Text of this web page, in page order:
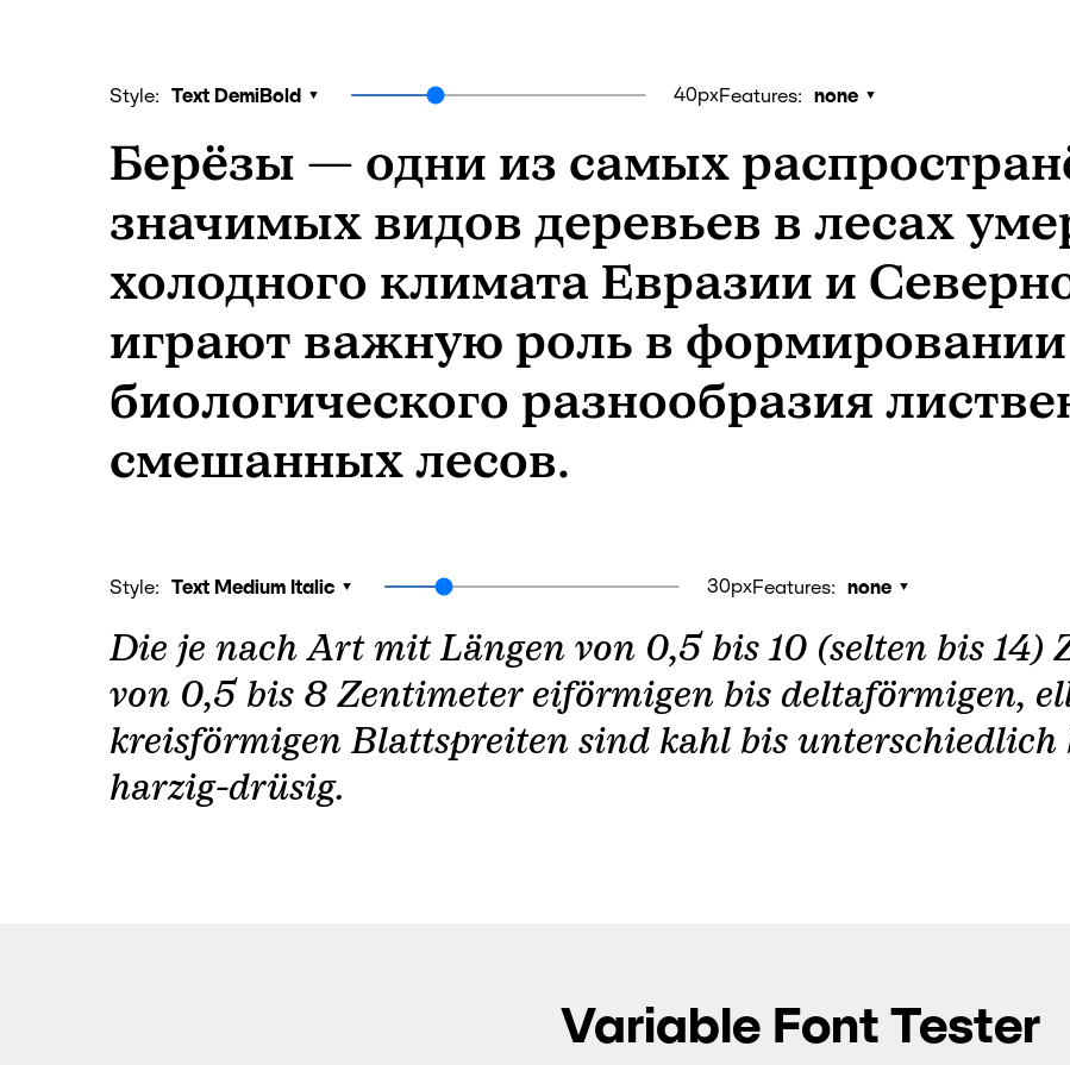
Style: Text DemiBold 40pxFeatures: none
Берёзы — одни из самых
значимых видов деревьев в лесах
холодного климата Евразии и Северной
играют важную роль в
биологического разнообразия
смешанных лесов.
Style: Text Medium Italic 30pxFeatures: none
Die je nach Art mit Längen von 0,5 bis 10 (selten bis
von 0,5 bis 8 Zentimeter eiförmigen bis deltaförmigen, elliptischen oder fast
kreisförmigen Blattspreiten sind kahl bis unterschiedlich
harzig-drüsig.
Variable Font Tester